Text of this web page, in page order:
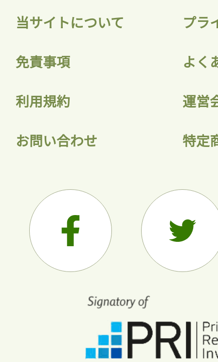
当サイトについて プラ
免責事項 よく
利用規約 運営
お問い合わせ 特定